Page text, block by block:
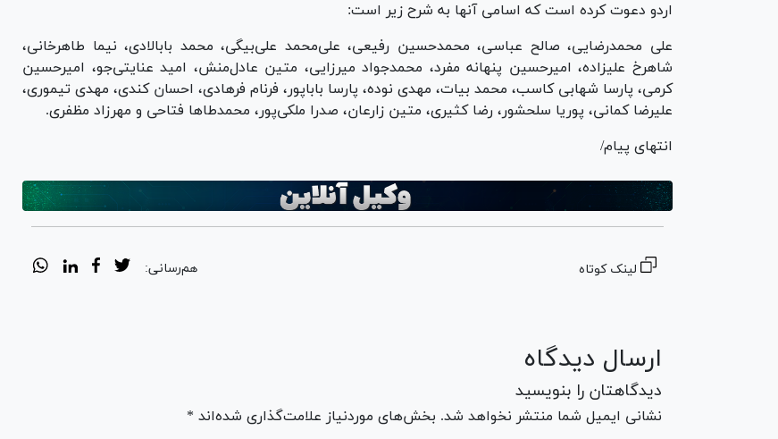
اردو دعوت کرده است که اسامی آنها به شرح زیر است:
علی محمدرضایی، صالح عباسی، محمدحسین رفیعی، علی‌محمد علی‌بیگی، محمد بابالادی، نیما طاهرخانی،
شاهرخ علیزاده، امیرحسین پنهانه مفرد، محمدجواد میرزایی، متین عادل‌منش، امید عنایتی‌جو، امیرحسین
کرمی، پارسا شهابی کاسب، محمد بیات، مهدی نوده، پارسا باباپور، فرنام فرهادی، احسان کندی، مهدی تیموری،
علیرضا کمانی، پوریا سلحشور، رضا کثیری، متین زارعان، صدرا ملکی‌پور، محمدطا‌ها فتاحی و مهرزاد مظفری.
انتهای پیام/
لینک کوتاه هم‌رسانی:
ارسال دیدگاه
دیدگاهتان را بنویسید
نشانی ایمیل شما منتشر نخواهد شد. بخش‌های موردنیاز علامت‌گذاری شده‌اند *